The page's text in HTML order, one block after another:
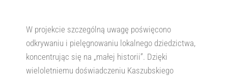
W projekcie szczególną uwagę poświęcono
odkrywaniu i pielęgnowaniu lokalnego dziedzictwa,
koncentrując się na „małej historii”. Dzięki
wieloletniemu doświadczeniu Kaszubskiego